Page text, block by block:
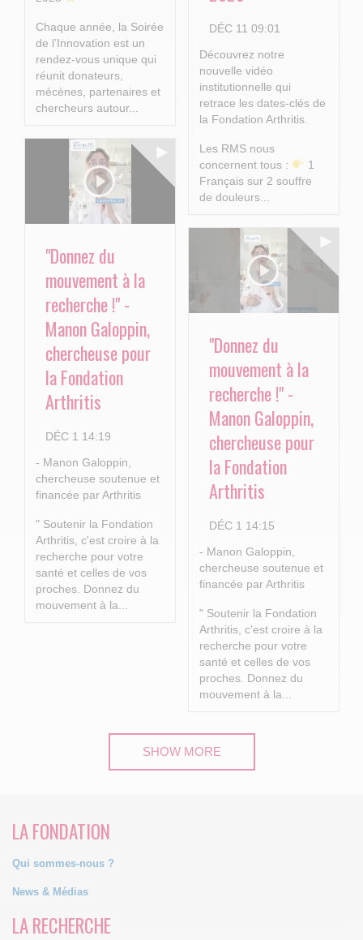
Chaque année, la Soirée
de l’Innovation est un
rendez-vous unique qui
réunit donateurs,
mécènes, partenaires et
chercheurs autour...
DÉC 11 09:01
Découvrez notre
nouvelle vidéo
institutionnelle qui
retrace les dates-clés de
la Fondation Arthritis.
Les RMS nous
concernent tous :
1
Français sur 2 souffre
de douleurs...
"Donnez du
mouvement à la
recherche !" -
Manon Galoppin,
chercheuse pour
la Fondation
Arthritis
DÉC 1 14:19
- Manon Galoppin,
chercheuse soutenue et
financée par Arthritis
" Soutenir la Fondation
Arthritis, c'est croire à la
recherche pour votre
santé et celles de vos
proches. Donnez du
mouvement à la...
"Donnez du
mouvement à la
recherche !" -
Manon Galoppin,
chercheuse pour
la Fondation
Arthritis
DÉC 1 14:15
- Manon Galoppin,
chercheuse soutenue et
financée par Arthritis
" Soutenir la Fondation
Arthritis, c'est croire à la
recherche pour votre
santé et celles de vos
proches. Donnez du
mouvement à la...
SHOW MORE
LA FONDATION
Qui sommes-nous ?
News & Médias
LA RECHERCHE